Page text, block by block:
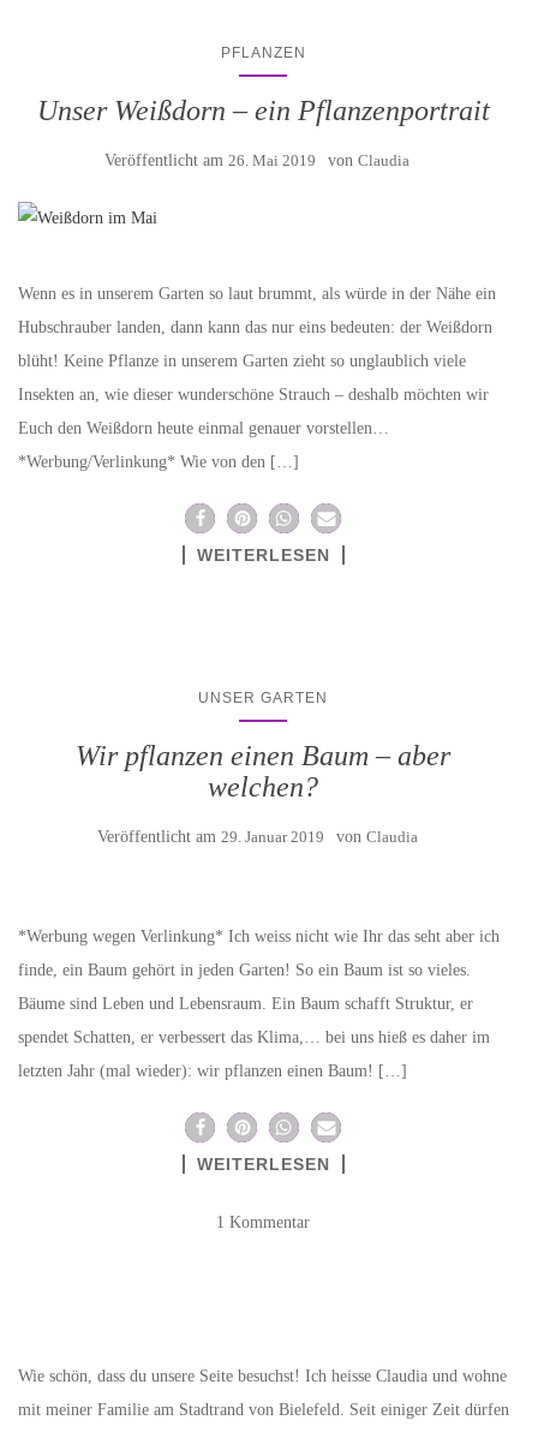
PFLANZEN
Unser Weißdorn – ein Pflanzenportrait
Veröffentlicht am 26. Mai 2019 von Claudia
Wenn es in unserem Garten so laut brummt, als würde in der Nähe ein
Hubschrauber landen, dann kann das nur eins bedeuten: der Weißdorn
blüht! Keine Pflanze in unserem Garten zieht so unglaublich viele
Insekten an, wie dieser wunderschöne Strauch – deshalb möchten wir
Euch den Weißdorn heute einmal genauer vorstellen…
*Werbung/Verlinkung* Wie von den […]
WEITERLESEN
UNSER GARTEN
Wir pflanzen einen Baum – aber
welchen?
Veröffentlicht am 29. Januar 2019 von Claudia
*Werbung wegen Verlinkung* Ich weiss nicht wie Ihr das seht aber ich
finde, ein Baum gehört in jeden Garten! So ein Baum ist so vieles.
Bäume sind Leben und Lebensraum. Ein Baum schafft Struktur, er
spendet Schatten, er verbessert das Klima,… bei uns hieß es daher im
letzten Jahr (mal wieder): wir pflanzen einen Baum! […]
WEITERLESEN
1 Kommentar
Wie schön, dass du unsere Seite besuchst! Ich heisse Claudia und wohne
mit meiner Familie am Stadtrand von Bielefeld. Seit einiger Zeit dürfen